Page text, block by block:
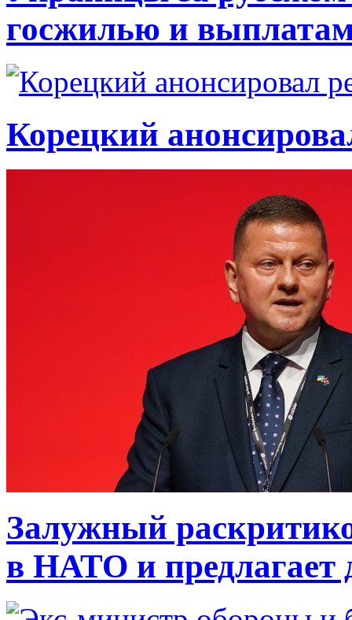
госжилью и
Корецкий
Залужный
в НАТО и предлагает